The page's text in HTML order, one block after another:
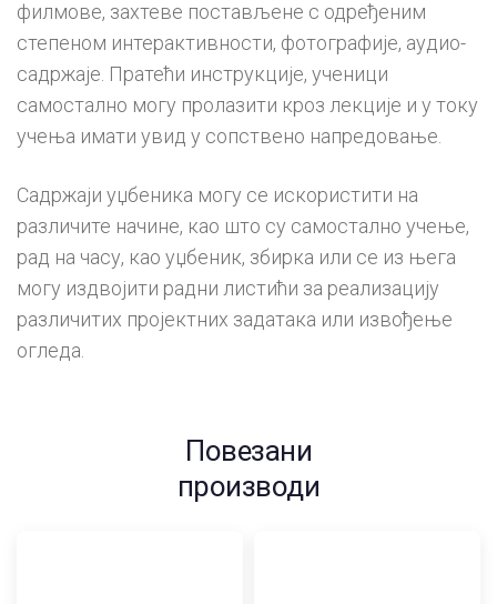
филмове, захтеве постављене с одређеним
степеном интерактивности, фотографије, аудио-
садржаје. Пратећи инструкције, ученици
самостално могу пролазити кроз лекције и у току
учења имати увид у сопствено напредовање.
Садржаји уџбеника могу се искористити на
различите начине, као што су самостално учење,
рад на часу, као уџбеник, збирка или се из њега
могу издвојити радни листићи за реализацију
различитих пројектних задатака или извођење
огледа.
Повезани
производи